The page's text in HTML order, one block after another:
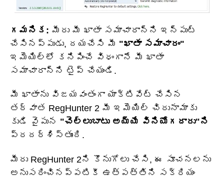
గమనిక: మీరు మీ ఖాతా సమాచారాన్ని ఇన్‌పుట్
చేసినప్పుడు, దయచేసి మీ "ఖాతా సమాచారం"
ఇమెయిల్‌లో కనిపించే విధంగానే మీ ఖాతా
సమాచారాన్ని టైప్ చేయండి.
మీ ఖాతాను విజయవంతంగా యాక్టివేట్ చేసిన
తర్వాత RegHunter 2 మీ ఇమెయిల్ చిరునామాకు
కుడి వైపున "చెల్లుబాటు అయ్యే వినియోగదారు"ని
ప్రదర్శిస్తుంది.
మీరు RegHunter 2ని కొనుగోలు చేసి, ఈ సూచనలను
అనుసరించినప్పటికీ ఉత్పత్తిని సక్రియం